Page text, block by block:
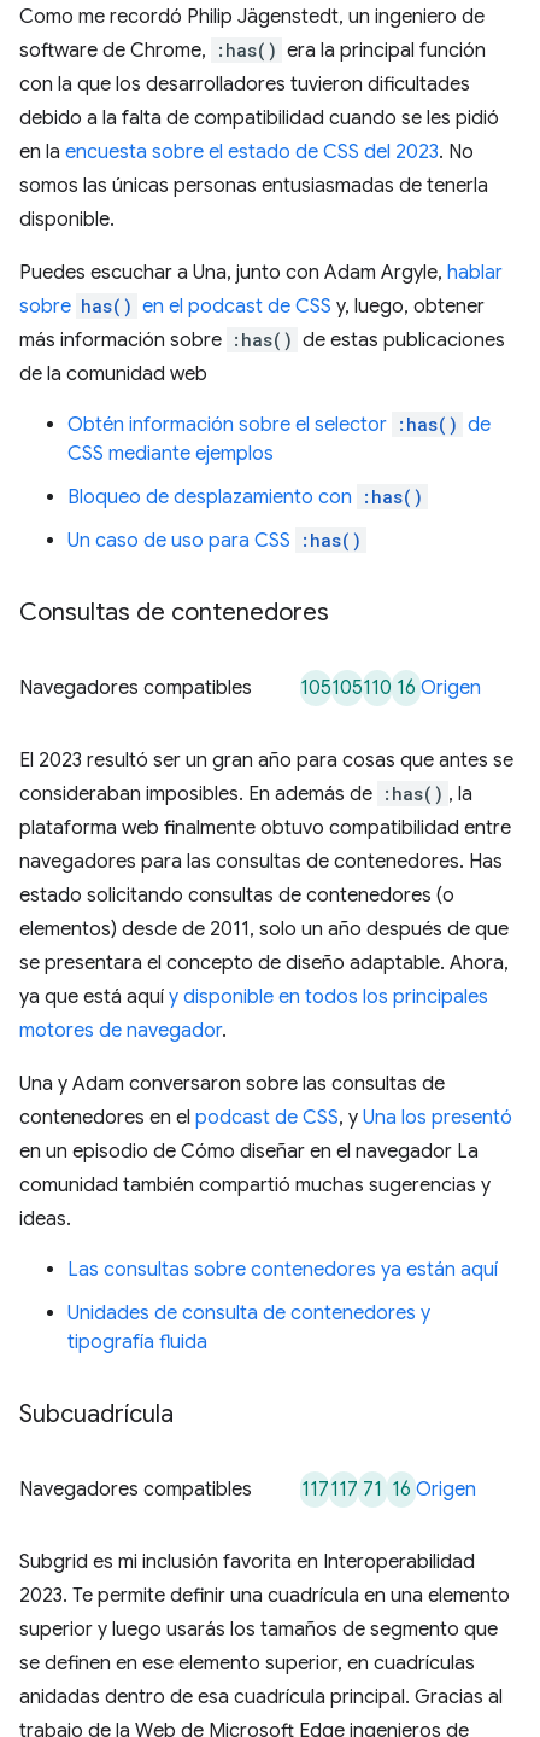
Como me recordó Philip Jägenstedt, un ingeniero de
software de Chrome,
:has() era la principal función
con la que los desarrolladores tuvieron dificultades
debido a la falta de compatibilidad cuando se les pidió
en la encuesta sobre el estado de CSS del 2023. No
somos las únicas personas entusiasmadas de tenerla
disponible.
Puedes escuchar a Una, junto con Adam Argyle, hablar
sobre has() en el podcast de CSS y, luego, obtener
más información sobre :has() de estas publicaciones
de la comunidad web
Obtén información sobre el selector :has() de
CSS mediante ejemplos
Bloqueo de desplazamiento con
:has()
Un caso de uso para CSS :has()
Consultas de contenedores
Navegadores compatibles 105105110 16 Origen
El 2023 resultó ser un gran año para cosas que antes se
consideraban imposibles. En además de :has() , la
plataforma web finalmente obtuvo compatibilidad entre
navegadores para las consultas de contenedores. Has
estado solicitando consultas de contenedores (o
elementos) desde de 2011, solo un año después de que
se presentara el concepto de diseño adaptable. Ahora,
ya que está aquí y disponible en todos los principales
motores de navegador.
Una y Adam conversaron sobre las consultas de
contenedores en el podcast de CSS, y Una los presentó
en un episodio de Cómo diseñar en el navegador La
comunidad también compartió muchas sugerencias y
ideas.
Las consultas sobre contenedores ya están aquí
Unidades de consulta de contenedores y
tipografía fluida
Subcuadrícula
Navegadores compatibles 117117 71 16 Origen
Subgrid es mi inclusión favorita en Interoperabilidad
2023. Te permite definir una cuadrícula en una elemento
superior y luego usarás los tamaños de segmento que
se definen en ese elemento superior, en cuadrículas
anidadas dentro de esa cuadrícula principal. Gracias al
trabajo de la Web de Microsoft Edge ingenieros de